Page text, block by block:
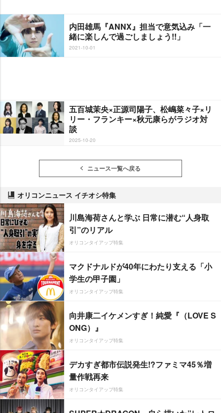
内田雄馬『ANNX』担当で意気込み「一
緒に楽しんで過ごしましょう!!」
2021-10-01
五百城茉央×正源司陽子、松嶋菜々子×リ
リー・フランキー×秋元康らがラジオ対
談
2025-10-20
ニュース一覧へ戻る
オリコンニュース イチオシ特集
川島海荷さんと学ぶ 日常に潜む“人身取
引”のリアル
オリコンタイアップ特集
マクドナルドが40年にわたり支える「小
学生の甲子園」
オリコンタイアップ特集
向井康二イケメンすぎ！純愛『（LOVE S
ONG）』
オリコンタイアップ特集
デカすぎ都市伝説発生!?ファミマ45％増
量作戦再来
オリコンタイアップ特集